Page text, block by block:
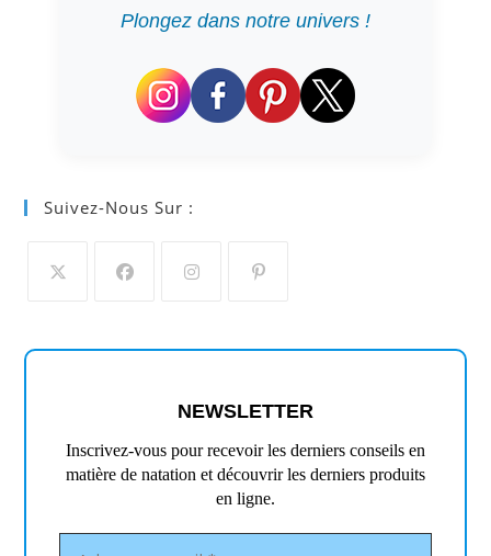
Plongez dans notre univers !
Suivez-Nous Sur :
dans
dans
dans
nouvel
dans
nouvel
NEWSLETTER
Inscrivez-vous pour recevoir les derniers conseils en
matière de natation et découvrir les derniers produits
en ligne.